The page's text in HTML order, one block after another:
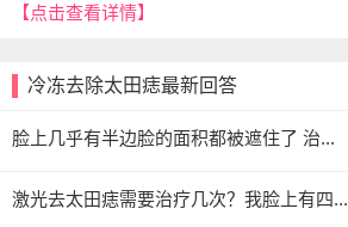
【点击查看详情】
冷冻去除太田痣最新回答
脸上几乎有半边脸的面积都被遮住了 治...
激光去太田痣需要治疗几次？我脸上有四...